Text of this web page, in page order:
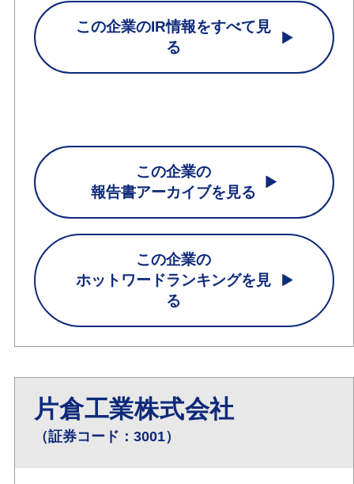
この企業のIR情報をすべて見
る
この企業の
報告書アーカイブを見る
この企業の
ホットワードランキングを見
る
片倉工業株式会社
（証券コード：3001）